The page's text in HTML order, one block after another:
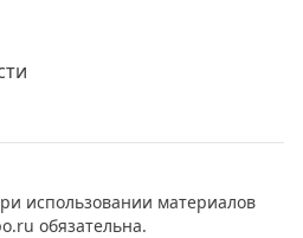
использовании материалов
обязательна.